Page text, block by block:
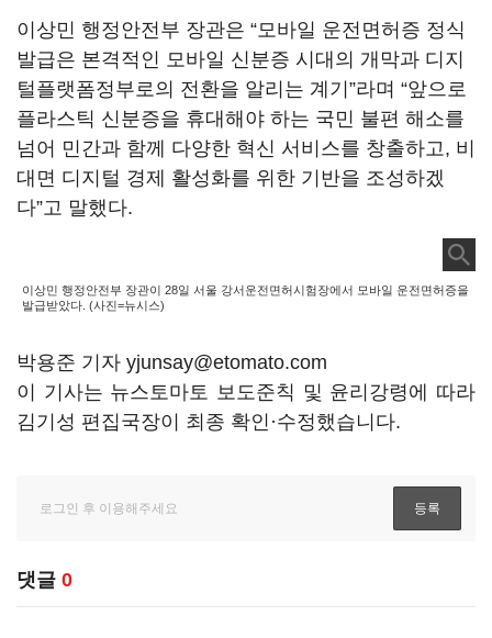
이상민 행정안전부 장관은 “모바일 운전면허증 정식
발급은 본격적인 모바일 신분증 시대의 개막과 디지
털플랫폼정부로의 전환을 알리는 계기”라며 “앞으로
플라스틱 신분증을 휴대해야 하는 국민 불편 해소를
넘어 민간과 함께 다양한 혁신 서비스를 창출하고, 비
대면 디지털 경제 활성화를 위한 기반을 조성하겠
다”고 말했다.
이상민 행정안전부 장관이 28일 서울 강서운전면허시험장에서 모바일 운전면허증을
발급받았다. (사진=뉴시스)
박용준 기자 yjunsay@etomato.com
이 기사는 뉴스토마토 보도준칙 및 윤리강령에 따라
김기성 편집국장이 최종 확인·수정했습니다.
댓글 0